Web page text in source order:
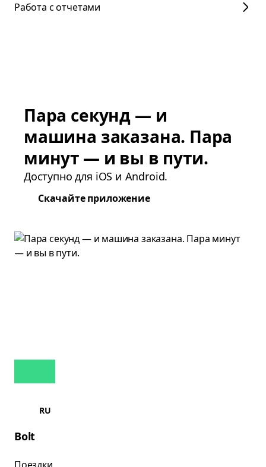
Работа с отчетами
Пара секунд — и
машина заказана. Пара
минут — и вы в пути.
Доступно для iOS и Android.
Скачайте приложение
RU
Bolt